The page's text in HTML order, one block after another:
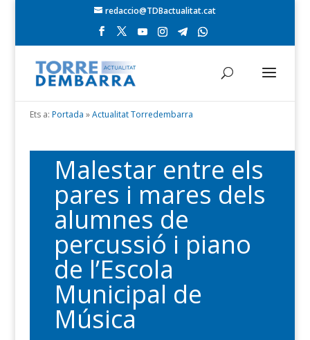
redaccio@TDBactualitat.cat
Ets a: Portada »Actualitat Torredembarra
Malestar entre els
pares i mares dels
alumnes de
percussió i piano
de l’Escola
Municipal de
Música